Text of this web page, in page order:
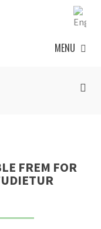
MENU
FREM FOR